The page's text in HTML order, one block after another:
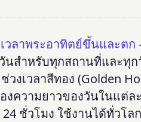
วลาพระอาทิตย์ขึ้นและตก
นสำหรับทุกสถานที่และทุก
วงเวลาสีทอง (Golden
งความยาวของวันในแต่
ชั่วโมง ใช้งานได้ทั่วโ